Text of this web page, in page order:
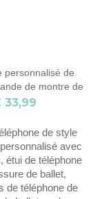
personnalisé de
de montre de
33,99